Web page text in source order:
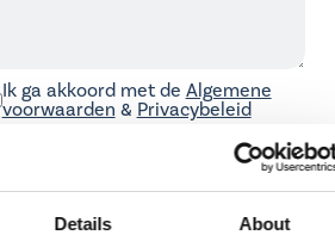
Details About
Ik ga akkoord met de Algemene
voorwaarden & Privacybeleid